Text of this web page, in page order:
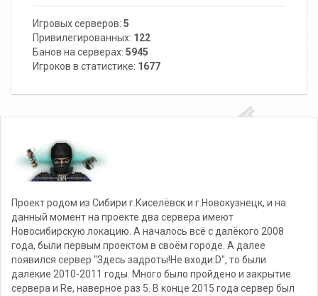
Игровых серверов: 5
Привилегированных: 122
Банов на серверах: 5945
Игроков в статистике: 1677
Проект родом из Сибири г.Киселёвск и г.Новокузнецк, и на
данный момент на проекте два сервера имеют
Новосибирскую локацию. А началось всё с далёкого 2008
года, были первым проектом в своём городе. А далее
появился сервер "Здесь задроты!Не входи:D", то были
далёкие 2010-2011 годы. Много было пройдено и закрытие
сервера и Re, наверное раз 5. В конце 2015 года сервер был